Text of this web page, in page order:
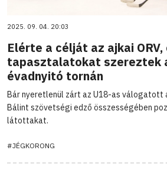
2025. 09. 04. 20:03
Elérte a célját az ajkai
tapasztalatokat szereztek
évadnyitó tornán
Bár nyeretlenül zárt az U18-as válogatott
Bálint szövetségi edző összességében
látottakat.
#JÉGKORONG